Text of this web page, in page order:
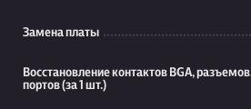
Замена платы
Восстановление контактов BGA,
портов (за 1 шт.)